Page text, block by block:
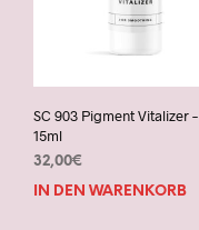
SC 903 Pigment Vitalizer –
15ml
32,00€
IN DEN WARENKORB